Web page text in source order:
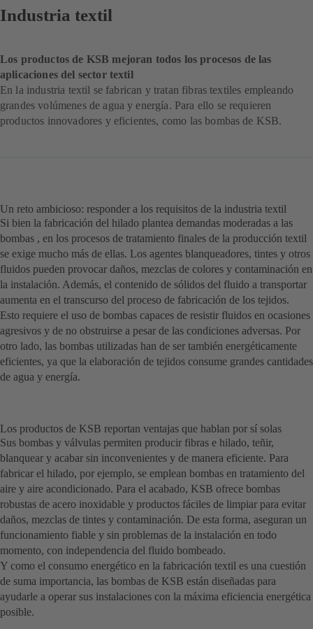
Industria textil
Los productos de KSB mejoran todos los procesos de las
aplicaciones del sector textil
En la industria textil se fabrican y tratan fibras textiles empleando
grandes volúmenes de agua y energía. Para ello se requieren
productos innovadores y eficientes, como las bombas de KSB.
Un reto ambicioso: responder a los requisitos de la industria textil
Si bien la fabricación del hilado plantea demandas moderadas a las
bombas , en los procesos de tratamiento finales de la producción textil
se exige mucho más de ellas. Los agentes blanqueadores, tintes y otros
fluidos pueden provocar daños, mezclas de colores y contaminación en
la instalación. Además, el contenido de sólidos del fluido a transportar
aumenta en el transcurso del proceso de fabricación de los tejidos.
Esto requiere el uso de bombas capaces de resistir fluidos en ocasiones
agresivos y de no obstruirse a pesar de las condiciones adversas. Por
otro lado, las bombas utilizadas han de ser también energéticamente
eficientes, ya que la elaboración de tejidos consume grandes cantidades
de agua y energía.
Los productos de KSB reportan ventajas que hablan por sí solas
Sus bombas y válvulas permiten producir fibras e hilado, teñir,
blanquear y acabar sin inconvenientes y de manera eficiente. Para
fabricar el hilado, por ejemplo, se emplean bombas en tratamiento del
aire y aire acondicionado. Para el acabado, KSB ofrece bombas
robustas de acero inoxidable y productos fáciles de limpiar para evitar
daños, mezclas de tintes y contaminación. De esta forma, aseguran un
funcionamiento fiable y sin problemas de la instalación en todo
momento, con independencia del fluido bombeado.
Y como el consumo energético en la fabricación textil es una cuestión
de suma importancia, las bombas de KSB están diseñadas para
ayudarle a operar sus instalaciones con la máxima eficiencia energética
posible.